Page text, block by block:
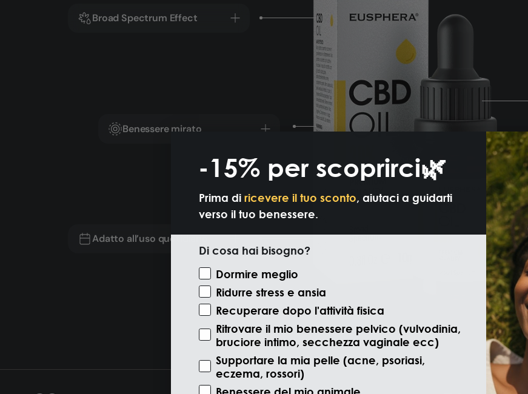
Broad Spectrum Effect
Benessere mirato
Adatto all’uso quotidiano
-15% per scoprirci🌿
Prima di ricevere il tuo sconto, aiutaci a guidarti
verso il tuo benessere.
Di cosa hai bisogno?
Motivazione Visita
Dormire meglio
Ridurre stress e ansia
Recuperare dopo l'attività fisica
Ritrovare il mio benessere pelvico (vulvodinia,
bruciore intimo, secchezza vaginale ecc)
Supportare la mia pelle (acne, psoriasi,
eczema, rossori)
Benessere del mio animale